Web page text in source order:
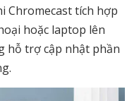
Chromecast tích hợp
hoặc laptop lên
hỗ trợ cập nhật phần